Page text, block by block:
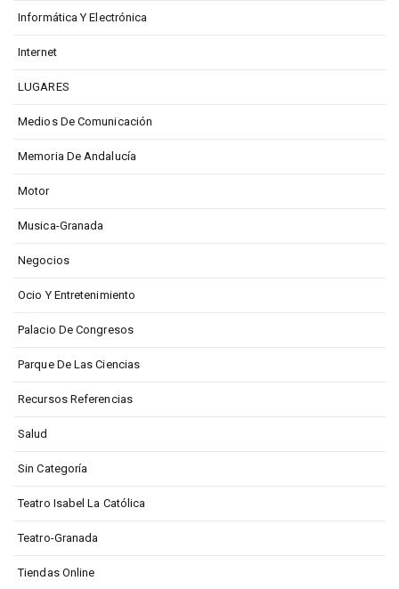
Informática Y Electrónica
Internet
LUGARES
Medios De Comunicación
Memoria De Andalucía
Motor
Musica-Granada
Negocios
Ocio Y Entretenimiento
Palacio De Congresos
Parque De Las Ciencias
Recursos Referencias
Salud
Sin Categoría
Teatro Isabel La Católica
Teatro-Granada
Tiendas Online